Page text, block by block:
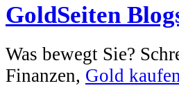
GoldSeiten
Was bewegt Sie?
Finanzen, Gold kaufen